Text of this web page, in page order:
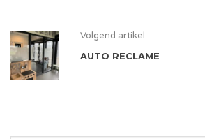
Volgend artikel
AUTO RECLAME